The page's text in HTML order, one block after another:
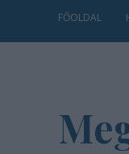
FŐOLDAL